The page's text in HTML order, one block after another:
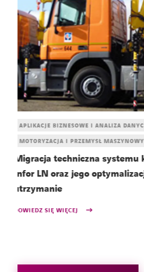
APLIKACJE BIZNESOWE I ANALIZA
MOTORYZACJA I PRZEMYSŁ MASZYNOWY
Migracja systemu klasy ERP
wdrożeniem produktów
DOWIEDZ SIĘ WIĘCEJ